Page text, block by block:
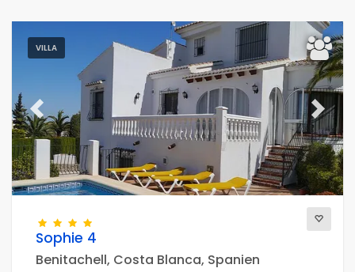
VILLA
Previous Next
Sophie 4
Benitachell, Costa Blanca, Spanien